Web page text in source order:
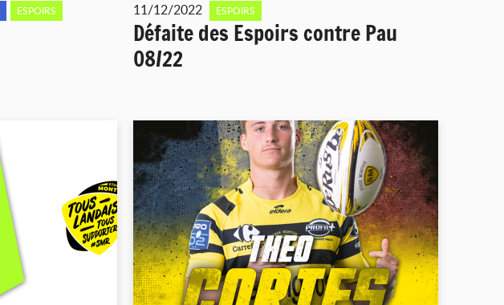
ESPOIRS
11/12/2022 ESPOIRS
Défaite des Espoirs contre Pau
08/22